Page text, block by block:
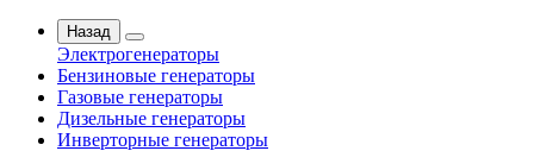
Назад
Электрогенераторы
Бензиновые генераторы
Газовые генераторы
Дизельные генераторы
Инверторные генераторы